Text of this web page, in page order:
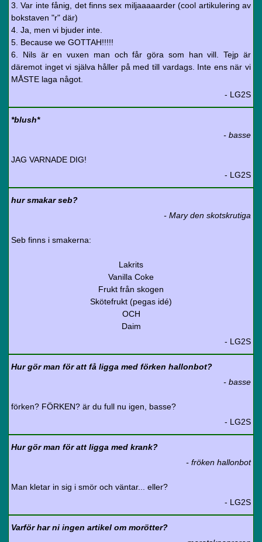
3. Var inte fånig, det finns sex miljaaaaarder (cool artikulering av
bokstaven "r" där)
4. Ja, men vi bjuder inte.
5. Because we GOTTAH!!!!!
6. Nils är en vuxen man och får göra som han vill. Tejp är
däremot inget vi själva håller på med till vardags. Inte ens när vi
MÅSTE laga något.
- LG2S
*blush*
- basse
JAG VARNADE DIG!
- LG2S
hur smakar seb?
- Mary den skotskrutiga
Seb finns i smakerna:
Lakrits
Vanilla Coke
Frukt från skogen
Skötefrukt (pegas idé)
OCH
Daim
- LG2S
Hur gör man för att få ligga med förken hallonbot?
- basse
förken? FÖRKEN? är du full nu igen, basse?
- LG2S
Hur gör man för att ligga med krank?
- fröken hallonbot
Man kletar in sig i smör och väntar... eller?
- LG2S
Varför har ni ingen artikel om morötter?